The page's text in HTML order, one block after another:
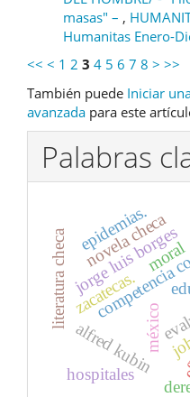
masas" – ,
Humanitas Enero-
<< < 1 2 3 4 5 6 7 8 > >>
También puede Iniciar
avanzada para este
Palabras
jorge luis borges
moral
méxico
alfred kubin
novela checa
literatura checa zacatecas.
hospitales
epidemias.